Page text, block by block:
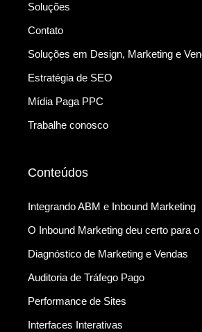
Soluções
Contato
Soluções em Design, Marketing e
Estratégia de SEO
Mídia Paga PPC
Trabalhe conosco
Conteúdos
Integrando ABM e Inbound Marketing
O Inbound Marketing deu certo para
Diagnóstico de Marketing e Vendas
Auditoria de Tráfego Pago
Performance de Sites
Interfaces Interativas